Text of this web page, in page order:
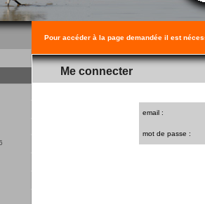
Pour accéder à la page demandée il est
Me connecter
email :
mot de passe :